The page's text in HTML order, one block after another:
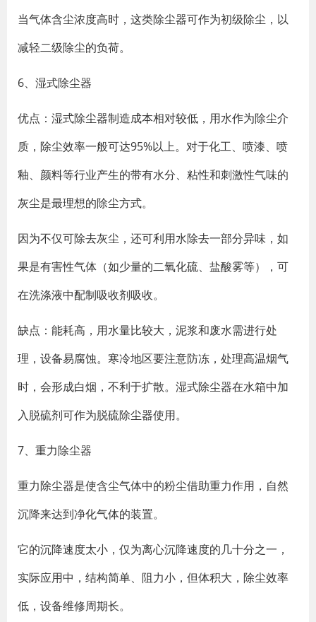
当气体含尘浓度高时，这类除尘器可作为初级除尘，以
减轻二级除尘的负荷。
6、湿式除尘器
优点：湿式除尘器制造成本相对较低，用水作为除尘介
质，除尘效率一般可达95%以上。对于化工、喷漆、喷
釉、颜料等行业产生的带有水分、粘性和刺激性气味的
灰尘是最理想的除尘方式。
因为不仅可除去灰尘，还可利用水除去一部分异味，如
果是有害性气体（如少量的二氧化硫、盐酸雾等），可
在洗涤液中配制吸收剂吸收。
缺点：能耗高，用水量比较大，泥浆和废水需进行处
理，设备易腐蚀。寒冷地区要注意防冻，处理高温烟气
时，会形成白烟，不利于扩散。湿式除尘器在水箱中加
入脱硫剂可作为脱硫除尘器使用。
7、重力除尘器
重力除尘器是使含尘气体中的粉尘借助重力作用，自然
沉降来达到净化气体的装置。
它的沉降速度太小，仅为离心沉降速度的几十分之一，
实际应用中，结构简单、阻力小，但体积大，除尘效率
低，设备维修周期长。